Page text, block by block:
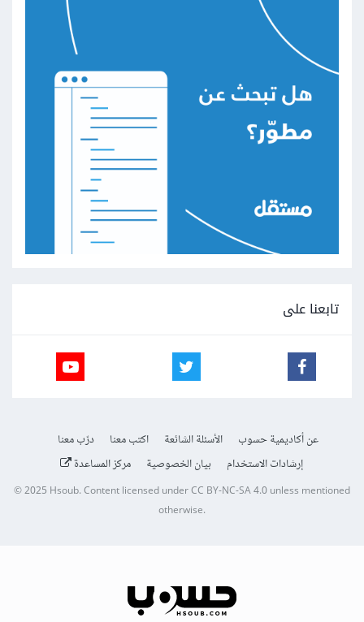
تابعنا على
عن أكاديمية حسوب الأسئلة الشائعة اكتب معنا
درّب معنا
إرشادات الاستخدام
بيان الخصوصية مركز المساعدة
© 2025Hsoub.Content licensed underCC BY-NC-SA 4.0unless mentioned
otherwise.